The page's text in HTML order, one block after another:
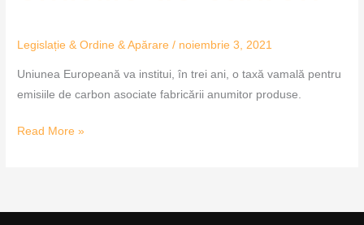
Legislație & Ordine & Apărare / noiembrie 3, 2021
Uniunea Europeană va institui, în trei ani, o taxă vamală pentru
emisiile de carbon asociate fabricării anumitor produse.
Read More »